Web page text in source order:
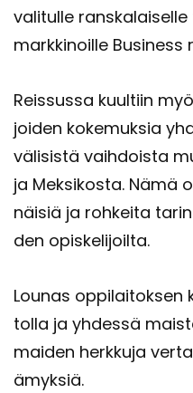
va­li­tul­le
mark­ki­noil­le
Reis­sus­sa kuul­tiin
joi­den ko­ke­muk­sia
vä­li­sis­tä vaih­dois­ta
ja Mek­si­kos­ta.
näi­siä ja roh­kei­ta
den opis­ke­li­joil­ta.
Lou­nas
tol­la ja yh­des­sä
mai­den herk­ku­ja
ä­myk­siä.